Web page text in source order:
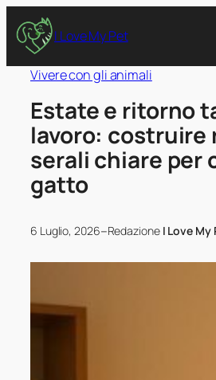
I Love My Pet
Vivere con gli animali
Estate e ritorno
lavoro: costruire
serali chiare per
gatto
6 Luglio, 2026–Redazione I Love My